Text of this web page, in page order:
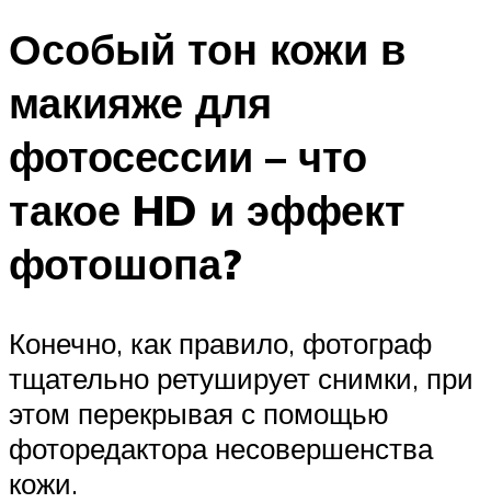
Особый тон кожи в
макияже для
фотосессии – что
такое HD и эффект
фотошопа?
Конечно, как правило, фотограф
тщательно ретуширует снимки, при
этом перекрывая с помощью
фоторедактора несовершенства
кожи.